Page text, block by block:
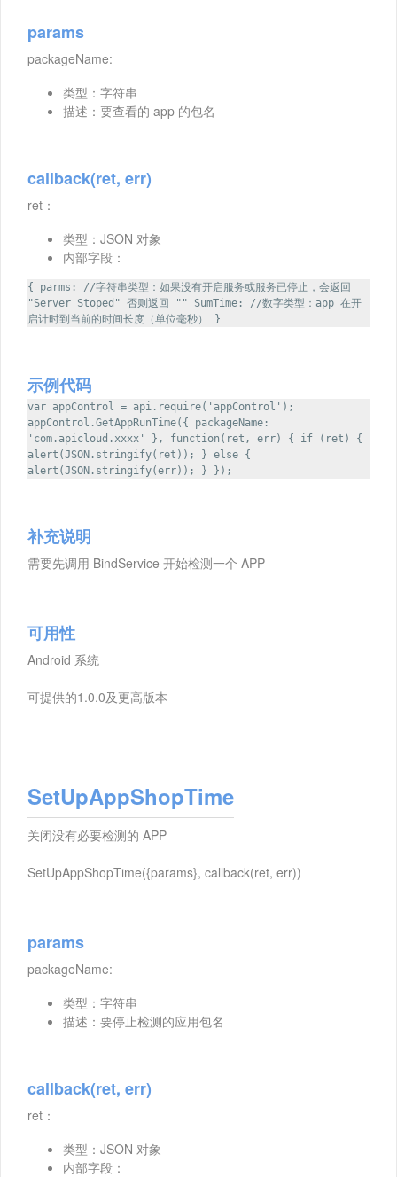
params
packageName:
类型：字符串
描述：要查看的 app 的包名
callback(ret, err)
ret：
类型：JSON 对象
内部字段：
{ parms: //字符串类型：如果没有开启服务或服务已停止，会返回
"Server Stoped" 否则返回 "" SumTime: //数字类型：app 在开
启计时到当前的时间长度（单位毫秒） }
示例代码
var appControl = api.require('appControl');
appControl.GetAppRunTime({ packageName:
'com.apicloud.xxxx' }, function(ret, err) { if (ret) {
alert(JSON.stringify(ret)); } else {
alert(JSON.stringify(err)); } });
补充说明
需要先调用 BindService 开始检测一个 APP
可用性
Android 系统
可提供的1.0.0及更高版本
SetUpAppShopTime
关闭没有必要检测的 APP
SetUpAppShopTime({params}, callback(ret, err))
params
packageName:
类型：字符串
描述：要停止检测的应用包名
callback(ret, err)
ret：
类型：JSON 对象
内部字段：